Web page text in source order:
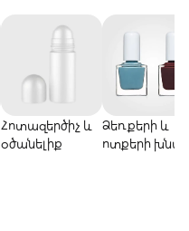
Հոտազերծիչ և
օծանելիք
Ձեռքերի և
ոտքերի